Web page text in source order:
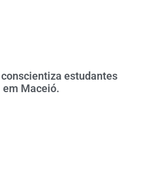
estudantes
Maceió.